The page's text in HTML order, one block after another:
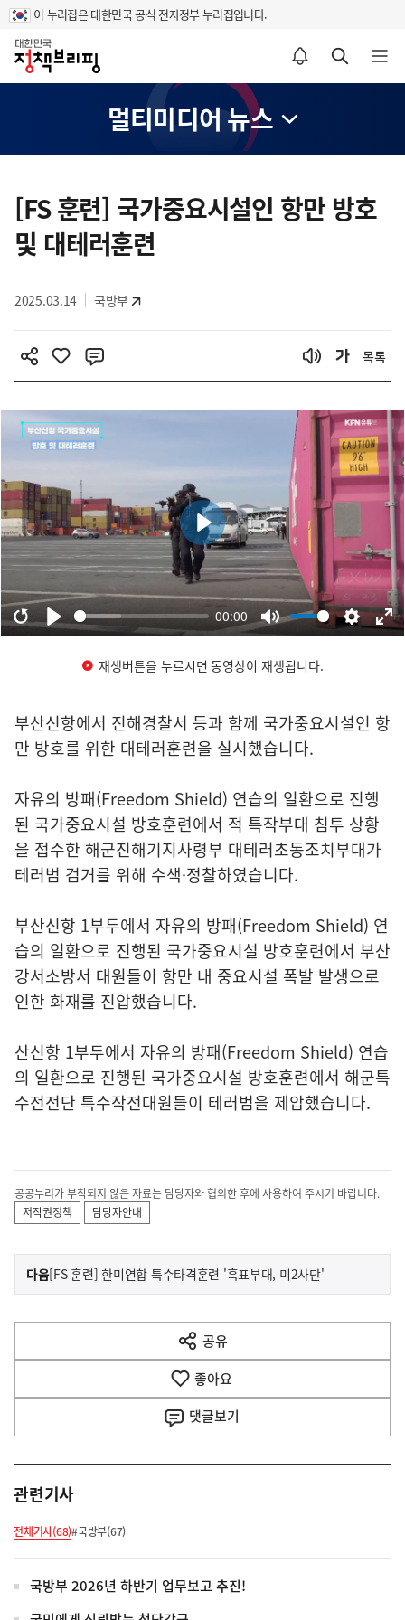
이 누리집은 대한민국 공식 전자정부 누리집입니다.
홈
알림설정 바로가기 검색 바로가기 메뉴 열기
멀티미디어 뉴스
텐
츠
영
[FS 훈련] 국가중요시설인 항만 방호
및 대테러훈련
2025.03.14 국방부
목록
재생버튼을 누르시면 동영상이 재생됩니다.
부산신항에서 진해경찰서 등과 함께 국가중요시설인 항
만 방호를 위한 대테러훈련을 실시했습니다.
자유의 방패(Freedom Shield) 연습의 일환으로 진행
된 국가중요시설 방호훈련에서 적 특작부대 침투 상황
을 접수한 해군진해기지사령부 대테러초동조치부대가
테러범 검거를 위해 수색·정찰하였습니다.
부산신항 1부두에서 자유의 방패(Freedom Shield) 연
습의 일환으로 진행된 국가중요시설 방호훈련에서 부산
강서소방서 대원들이 항만 내 중요시설 폭발 발생으로
인한 화재를 진압했습니다.
산신항 1부두에서 자유의 방패(Freedom Shield) 연습
의 일환으로 진행된 국가중요시설 방호훈련에서 해군특
수전전단 특수작전대원들이 테러범을 제압했습니다.
공공누리가 부착되지 않은 자료는 담당자와 협의한 후에 사용하여 주시기 바랍니다.
저작권정책
담당자안내
이
전
다
음
다음기
사
[FS 훈련] 한미연합 특수타격훈련 '흑표부대, 미2사단'
공유
열
기
좋아요
댓글보기
관련기사
전체기사(68)#국방부(67)
국방부 2026년 하반기 업무보고 추진!